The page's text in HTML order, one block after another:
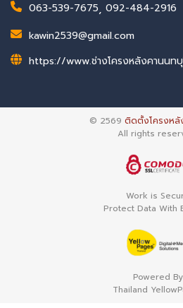
063-539-7675, 092-484-2916
kawin2539@gmail.com
https://www.ช่างโครงหลังคานนท
© 2569 ติดตั้งโครงหลั
All rights
Work is
Protect Data With
Powered By
Thailand